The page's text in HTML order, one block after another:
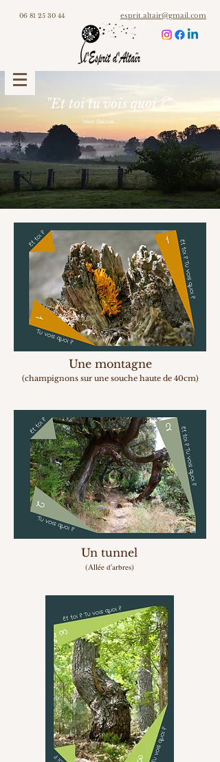
06 81 25 30 44 esprit.altair@gmail.com
"Et toi tu vois quoi ?"
"vivez l'instant..."
Une montagne
(champignons sur une souche haute de 40cm)
Un tunnel
(Allée d'arbres)